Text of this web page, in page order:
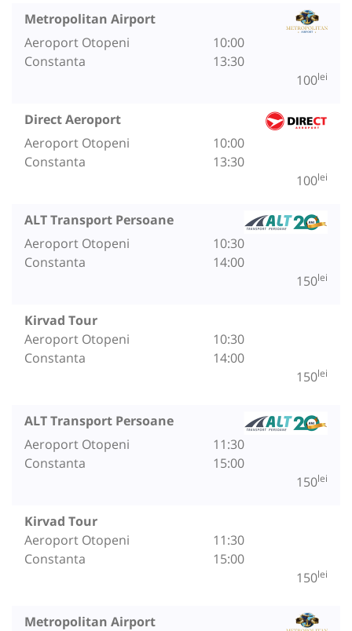
Metropolitan Airport
Aeroport Otopeni
Constanta
10:00
13:30
100lei
Direct Aeroport
Aeroport Otopeni
Constanta
10:00
13:30
100lei
ALT Transport Persoane
Aeroport Otopeni
Constanta
10:30
14:00
150lei
Kirvad Tour
Aeroport Otopeni
Constanta
10:30
14:00
150lei
ALT Transport Persoane
Aeroport Otopeni
Constanta
11:30
15:00
150lei
Kirvad Tour
Aeroport Otopeni
Constanta
11:30
15:00
150lei
Metropolitan Airport